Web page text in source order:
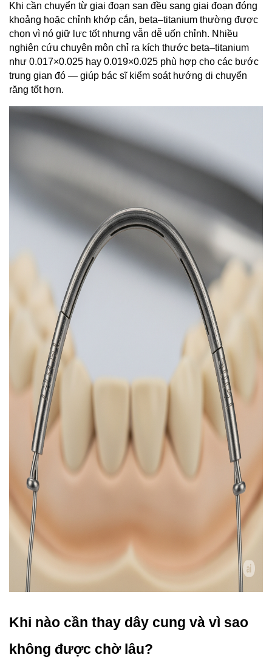
Khi cần chuyển từ giai đoạn san đều sang giai đoạn đóng
khoảng hoặc chỉnh khớp cắn, beta–titanium thường được
chọn vì nó giữ lực tốt nhưng vẫn dễ uốn chỉnh. Nhiều
nghiên cứu chuyên môn chỉ ra kích thước beta–titanium
như 0.017×0.025 hay 0.019×0.025 phù hợp cho các bước
trung gian đó — giúp bác sĩ kiểm soát hướng di chuyển
răng tốt hơn.
Khi nào cần thay dây cung và vì sao
không được chờ lâu?